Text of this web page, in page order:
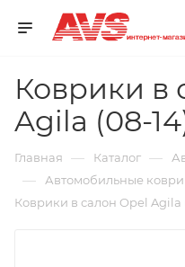
Коврики в
Agila (08-
Главная — Каталог —
— Автомобильные
Коврики в салон Opel Agila